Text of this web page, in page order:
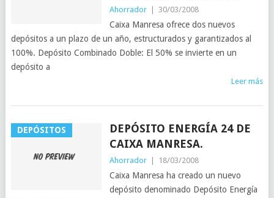
Ahorrador 30/03/2008
Caixa Manresa ofrece dos nuevos
depósitos a un plazo de un año, estructurados y garantizados al
100%. Depósito Combinado Doble: El 50% se invierte en un
depósito a
Leer más
DEPÓSITOS
DEPÓSITO ENERGÍA 24 DE
CAIXA MANRESA.
Ahorrador 18/03/2008
Caixa Manresa ha creado un nuevo
depósito denominado Depósito Energía